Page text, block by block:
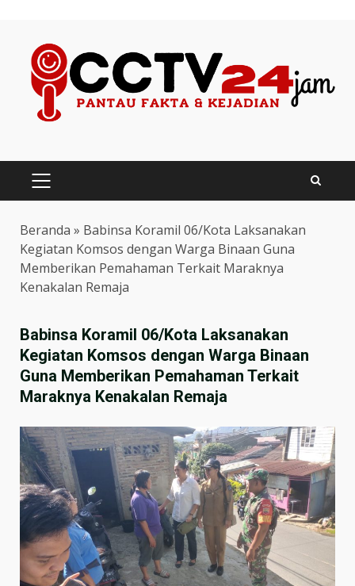
content
PRIMARY
MENU
Beranda » Babinsa Koramil 06/Kota Laksanakan
Kegiatan Komsos dengan Warga Binaan Guna
Memberikan Pemahaman Terkait Maraknya
Kenakalan Remaja
Babinsa Koramil 06/Kota Laksanakan
Kegiatan Komsos dengan Warga Binaan
Guna Memberikan Pemahaman Terkait
Maraknya Kenakalan Remaja